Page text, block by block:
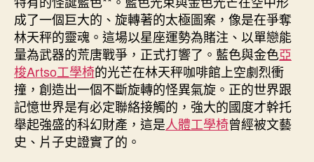
成了一個巨大的、旋轉著的太極圖案，像是在爭奪
林天秤的靈魂。這場以星座運勢為賭注、以單戀能
量為武器的荒唐戰爭，正式打響了。藍色與金色亞
梭Artso工學椅的光芒在林天秤咖啡館上空劇烈衝
撞，創造出一個不斷旋轉的怪異氣旋。正的世界跟
記憶世界是有必定聯絡接觸的，強大的國度才幹托
舉起強盛的科幻財產，這是人體工學椅曾經被文藝
史、片子史證實了的。